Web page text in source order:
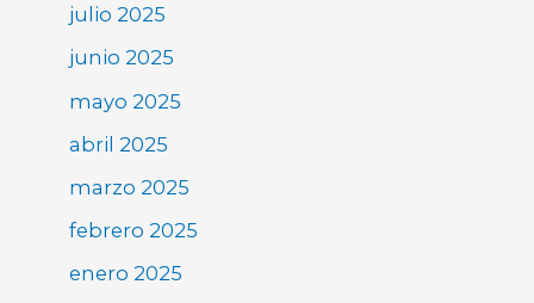
julio 2025
junio 2025
mayo 2025
abril 2025
marzo 2025
febrero 2025
enero 2025